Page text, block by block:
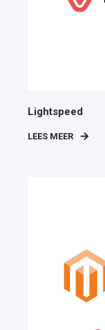
Lightspeed
LEES MEER